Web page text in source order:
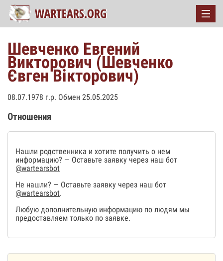
Шевченко Евгений
Викторович (Шевченко
Євген Вікторович)
08.07.1978 г.р. Обмен 25.05.2025
Отношения
Нашли родственника и хотите получить о нем
информацию? — Оставьте заявку через наш бот
@wartearsbot
Не нашли? — Оставьте заявку через наш бот
@wartearsbot.
Любую дополнительную информацию по людям мы
предоставляем только по заявке.